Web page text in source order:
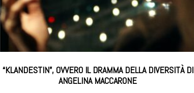
“KLANDESTIN”, OVVERO IL DRAMMA DELLA DIVERSITÀ DI
ANGELINA MACCARONE